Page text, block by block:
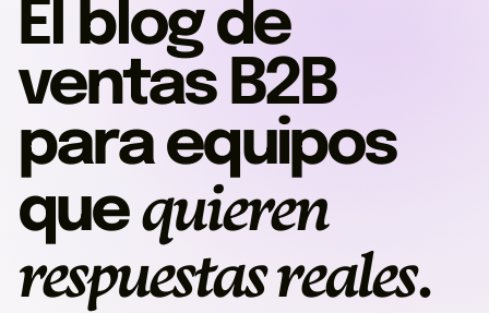
El blog de
ventas B2B
para equipos
quequieren
respuestas reales.